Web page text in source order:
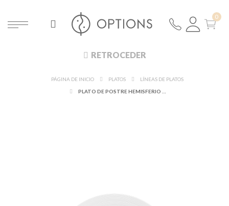
RETROCEDER
PÁGINA DE INICIO PLATOS
LÍNEAS DE PLATOS